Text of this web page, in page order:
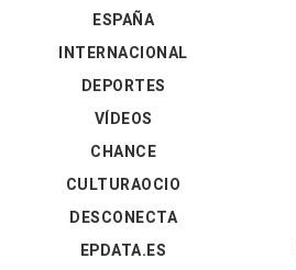
ESPAÑA
INTERNACIONAL
DEPORTES
VÍDEOS
CHANCE
CULTURAOCIO
DESCONECTA
EPDATA.ES